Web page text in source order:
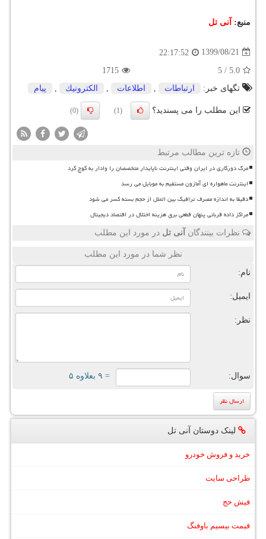
منبع: آنی تل
1399/08/21
22:17:52
5.0
/
5
1715
تگهای خبر:
ارتباطات اطلاعات الكترونیك پیام
این مطلب را می پسندید؟ (1)
(0)
تازه ترین مطالب مرتبط
مرگ دورکاری در ایران وقتی اینترنت ناپایدار متخصصان را وادار به کوچ کرد
اینترنت ماهواره ای آمازون مستقیم به موبایل می رسد
دقیقا به اندازه مصرف ترافیک بین الملل از حجم بسته کسر می شود
مراکز داده قربانی پنهان قطعی برق هزینه اختلال در اقتصاد دیجیتال
نظرات بینندگان آنی تل در مورد این مطلب
نظر شما در مورد این مطلب
نام:
ایمیل:
نظر:
سوال: = ۹ بعلاوه ۵
لینک دوستان آنی تل
خرید و فروش خودرو
طراحی سایت
فیش حج
قیمت بیسیم باوفنگ